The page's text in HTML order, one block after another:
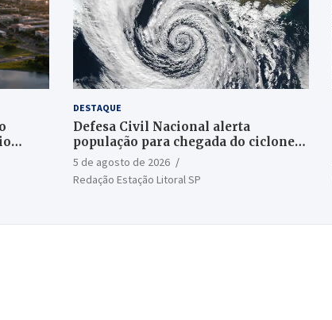
DESTAQUE
Defesa Civil Nacional alerta
população para chegada do ciclone
bomba
5 de agosto de 2026
Redação Estação Litoral SP